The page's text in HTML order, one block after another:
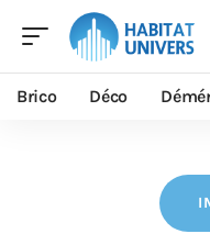
Brico Déco